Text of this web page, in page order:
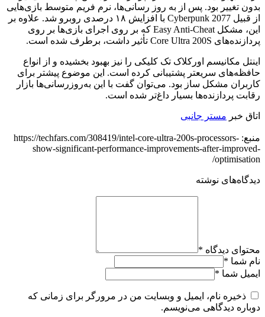
بدون تغییر بود. پس از به روز رسانی‌ها، نرم فریم متوسط بازی‌هایی
از قبیل Cyberpunk 2077 با افزایش ۱۸ درصدی روبرو شد. علاوه بر
این، مشکل Easy Anti-Cheat که بر روی اجرای بازی‌ها بر روی
پردازنده‌های Core Ultra 200S تأثیر داشت، برطرف شده است.
اینتل مکانیسم اورکلاک تک کلیکی را نیز بهبود بخشیده و از انواع
حافظه‌های سریعتر پشتیبانی کرده است. این موضوع پیشتر برای
کاربران مشکل ساز بود. می‌توان گفت با این به‌روزرسانی‌ها بازار
رقابت پردازنده‌ها بسیار داغ‌تر شده است.
اتاق خبر مستر جانبی
منبع: https://techfars.com/308419/intel-core-ultra-200s-processors-
show-significant-performance-improvements-after-improved-
optimisation/
دیدگاه‌های نوشته
محتوای دیدگاه *
نام شما *
ایمیل شما *
ذخیره نام، ایمیل و وبسایت من در مرورگر برای زمانی که
دوباره دیدگاهی می‌نویسم.